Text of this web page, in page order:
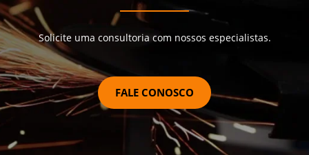
Solicite uma consultoria com nossos especialistas.
FALE CONOSCO